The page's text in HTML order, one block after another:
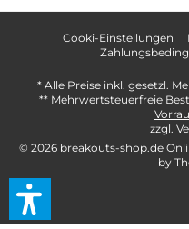
Cooki-Einstellungen
* Alle Preise inkl. gesetzl.
** Mehrwertsteuerfreie
zzgl.
© 2026 breakouts-shop.de
by